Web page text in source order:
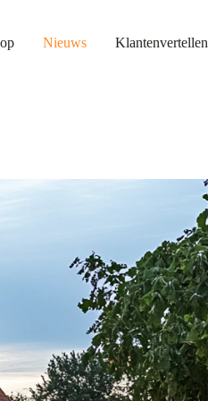
Nieuws Klantenvertellen